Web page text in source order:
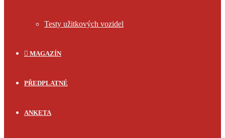
Testy užitkových vozidel
MAGAZÍN
PŘEDPLATNÉ
ANKETA